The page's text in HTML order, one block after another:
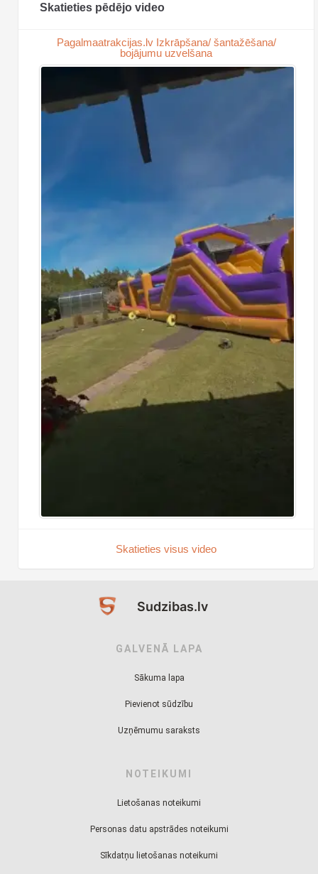
Skatieties pēdējo video
Pagalmaatrakcijas.lv Izkrāpšana/ šantažēšana/
bojājumu uzvelšana
Skatieties visus video
Sudzibas.lv
GALVENĀ LAPA
Sākuma lapa
Pievienot sūdzību
Uzņēmumu saraksts
NOTEIKUMI
Lietošanas noteikumi
Personas datu apstrādes noteikumi
Sīkdatņu lietošanas noteikumi